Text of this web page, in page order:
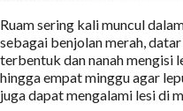
Ruam sering kali muncul
sebagai benjolan merah,
terbentuk dan nanah mengisi
hingga empat minggu agar
juga dapat mengalami lesi di